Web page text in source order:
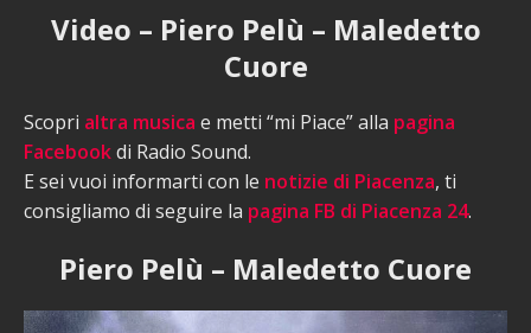
Video – Piero Pelù – Maledetto
Cuore
Scopri altra musica e metti “mi Piace” alla pagina
Facebookdi Radio Sound.
E sei vuoi informarti con le notizie di Piacenza, ti
consigliamo di seguire la pagina FB di Piacenza 24.
Piero Pelù – Maledetto Cuore